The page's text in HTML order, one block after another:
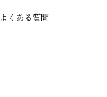
よくある質問